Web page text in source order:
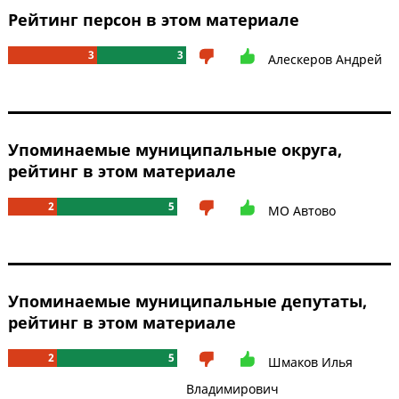
Рейтинг персон в этом материале
3 3 Алескеров Андрей
Упоминаемые муниципальные округа,
рейтинг в этом материале
2 5 МО Автово
Упоминаемые муниципальные депутаты,
рейтинг в этом материале
2 5
Шмаков Илья
Владимирович